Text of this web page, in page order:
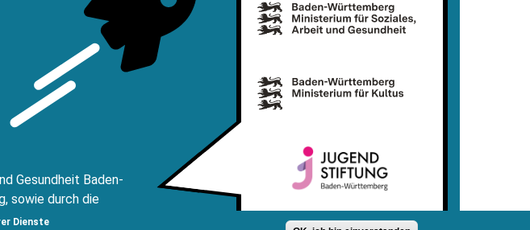
Dienste
Gesundheit Baden-
sowie durch die